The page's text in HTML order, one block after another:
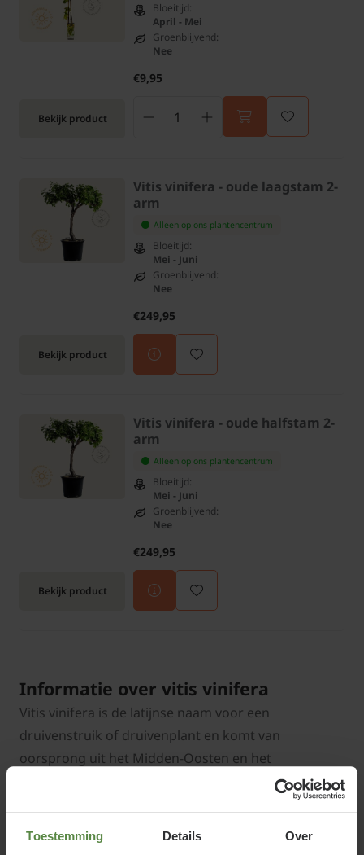
Toestemming Details Over
Bekijk product
Bloeitijd:
April - Mei
Groenblijvend:
Nee
€9,95
Bekijk product
Vitis vinifera - oude laagstam 2-
arm
Alleen op ons plantencentrum
Bloeitijd:
Mei - Juni
Groenblijvend:
Nee
€249,95
Bekijk product
Vitis vinifera - oude halfstam 2-
arm
Alleen op ons plantencentrum
Bloeitijd:
Mei - Juni
Groenblijvend:
Nee
€249,95
Informatie over vitis vinifera
Vitis vinifera is de latijnse naam voor een
druivenstruik of druivenplant en komt van
oorsprong uit het Midden-Oosten en het
Middellandse Zeegebied en heeft verschillende
Nederlandse namen. Zo wordt hij naast de meest